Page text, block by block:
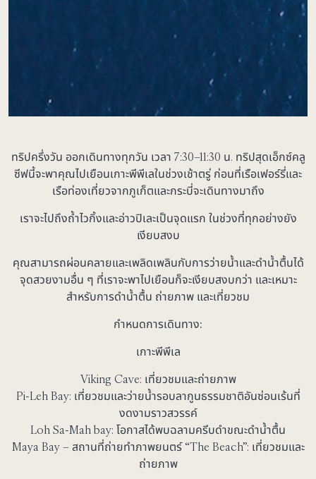
ทริปครึ่งวัน ออกเดินทางทุกวัน เวลา 7:30–11:30 น. ทริปสุดเอ็กซ์คลู
ซีฟนี้จะพาคุณไปเยือนเกาะพีพีเลในช่วงเช้าตรู่ ก่อนที่เรือเฟอร์รี่และ
เรือท่องเที่ยวจากภูเก็ตและกระบี่จะเดินทางมาถึง
เราจะไปถึงถ้ำไวกิ้งและอ่าวปิเละเป็นจุดแรก ในช่วงที่ทุกอย่างยัง
เงียบสงบ
คุณสามารถผ่อนคลายและเพลิดเพลินกับการว่ายน้ำและดำน้ำตื้นได้
จุดสวยงามอื่น ๆ ที่เราจะพาไปเยือนก็จะเงียบสงบกว่า และเหมาะ
สำหรับการดำน้ำตื้น ถ่ายภาพ และเที่ยวชม
กำหนดการเดินทาง:
เกาะพีพีเล
Viking Cave: เที่ยวชมและถ่ายภาพ
Pi-Leh Bay: เที่ยวชมและว่ายน้ำรอบลากูนธรรมชาติอันซ่อนเร้นที่
งดงามราวสวรรค์
Loh Sa-Mah bay: โอกาสได้พบฉลามครีบดำขณะดำน้ำตื้น
Maya Bay – สถานที่ถ่ายทำภาพยนตร์ “The Beach”: เที่ยวชมและ
ถ่ายภาพ